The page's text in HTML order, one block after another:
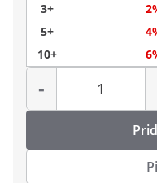
3+
5+
10+
-
Kiekis